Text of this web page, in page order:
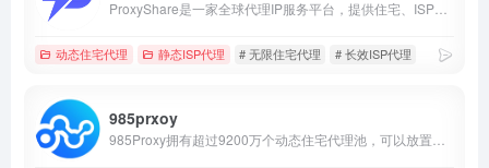
动态住宅代理 静态ISP代理 # 无限住宅代理 # 长效ISP代理
985prxoy